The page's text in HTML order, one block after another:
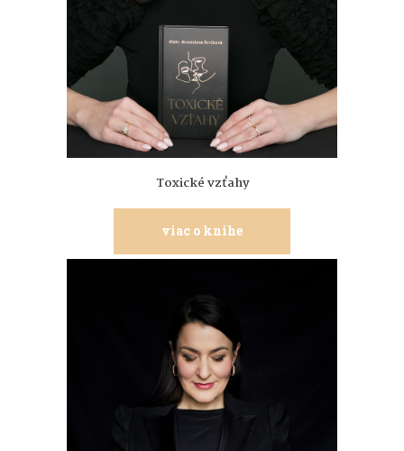
Toxické vzťahy
viac o knihe